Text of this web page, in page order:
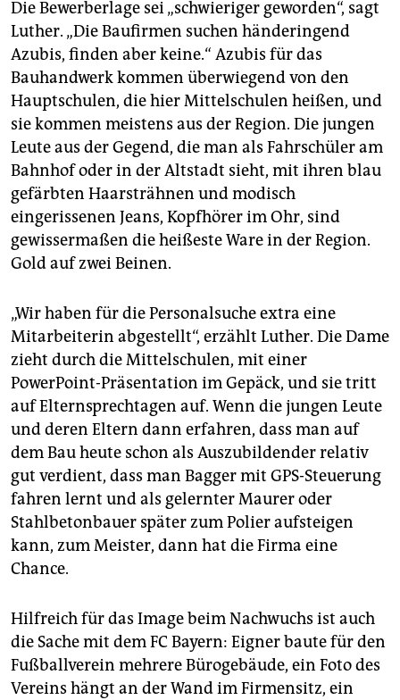
Die Bewerberlage sei „schwieriger geworden“, sagt
Luther. „Die Baufirmen suchen händeringend
Azubis, finden aber keine.“ Azubis für das
Bauhandwerk kommen überwiegend von den
Hauptschulen, die hier Mittelschulen heißen, und
sie kommen meistens aus der Region. Die jungen
Leute aus der Gegend, die man als Fahrschüler am
Bahnhof oder in der Altstadt sieht, mit ihren blau
gefärbten Haarsträhnen und modisch
eingerissenen Jeans, Kopfhörer im Ohr, sind
gewissermaßen die heißeste Ware in der Region.
Gold auf zwei Beinen.
„Wir haben für die Personalsuche extra eine
Mitarbeiterin abgestellt“, erzählt Luther. Die Dame
zieht durch die Mittelschulen, mit einer
PowerPoint-Präsentation im Gepäck, und sie tritt
auf Elternsprechtagen auf. Wenn die jungen Leute
und deren Eltern dann erfahren, dass man auf
dem Bau heute schon als Auszubildender relativ
gut verdient, dass man Bagger mit GPS-Steuerung
fahren lernt und als gelernter Maurer oder
Stahlbetonbauer später zum Polier aufsteigen
kann, zum Meister, dann hat die Firma eine
Chance.
Hilfreich für das Image beim Nachwuchs ist auch
die Sache mit dem FC Bayern: Eigner baute für den
Fußballverein mehrere Bürogebäude, ein Foto des
Vereins hängt an der Wand im Firmensitz, ein